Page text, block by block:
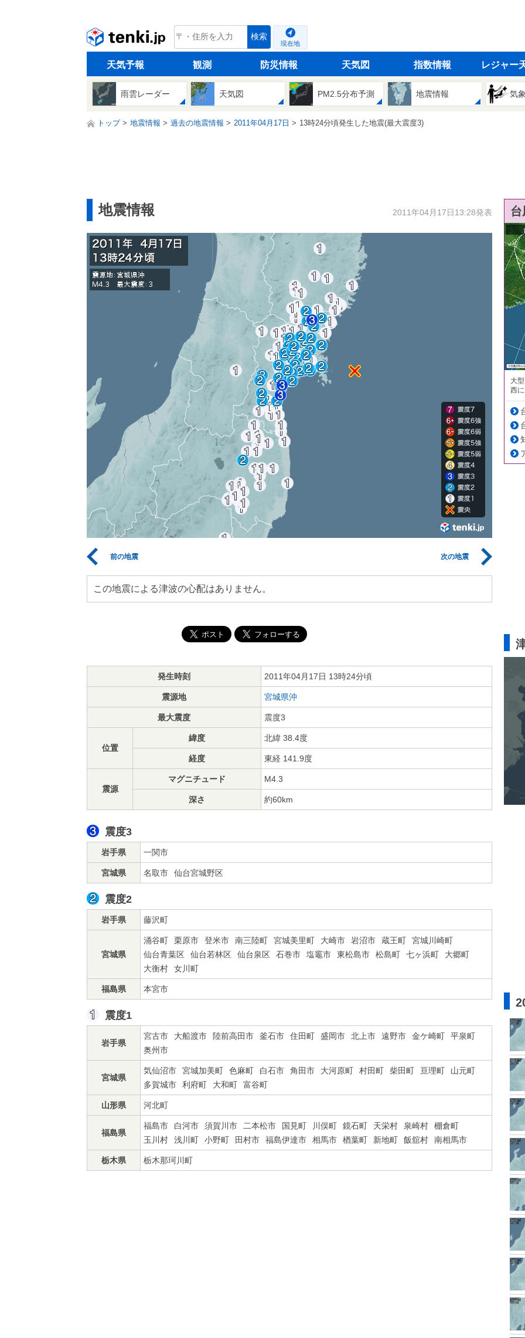
tenki.jp 検索
現在地
天気予報 観測 防災情報 天気図 指数情報 レジャー
雨雲レーダー 天気図 PM2.5分布予測 地震情報 気
トップ 地震情報 過去の地震情報 2011年04月17日 13時24分頃発生した地震(最大震度3)
地震情報 2011年04月17日13:28発表
前の地震 次の地震
この地震による津波の心配はありません。
発生時刻 2011年04月17日 13時24分頃
震源地 宮城県沖
最大震度 震度3
位置
緯度 北緯 38.4度
経度 東経 141.9度
震源
マグニチュード M4.3
深さ 約60km
震度3
岩手県 一関市
宮城県 名取市 仙台宮城野区
震度2
岩手県 藤沢町
宮城県
涌谷町 栗原市 登米市 南三陸町 宮城美里町 大崎市 岩沼市 蔵王町
宮城川崎町
仙台青葉区
仙台若林区 仙台泉区 石巻市 塩竈市 東松島市 松島町 七ヶ浜町
大郷町
大衡村
女川町
福島県 本宮市
震度1
岩手県
宮古市 大船渡市 陸前高田市 釜石市 住田町 盛岡市 北上市 遠野市 金ケ崎町
平泉町
奥州市
宮城県
気仙沼市 宮城加美町 色麻町 白石市 角田市 大河原町 村田町 柴田町 亘理町
山元町
多賀城市
利府町 大和町 富谷町
山形県 河北町
福島県
福島市 白河市 須賀川市 二本松市 国見町 川俣町 鏡石町 天栄村 泉崎村
棚倉町
玉川村
浅川町 小野町 田村市 福島伊達市 相馬市 楢葉町 新地町 飯舘村 南相馬市
栃木県 栃木那珂川町
大
西